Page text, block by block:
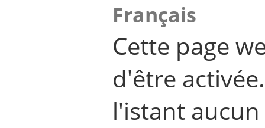
Français
Cette page
d'être
l'istant